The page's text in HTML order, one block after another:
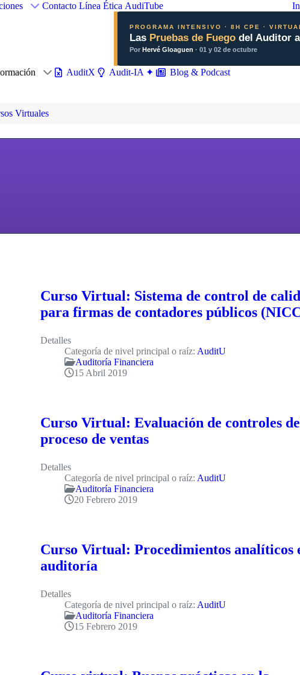
Contacto Línea Ética AudiTube
PROGRAMA INTENSIVO · 8H CPE ·
Las Pruebas de Fuegodel Auditor
Por Hervé Gloaguen · 01 y 02 de octubre
AuditX Audit-IA ✦ Blog & Podcast
Virtuales
Curso Virtual: Sistema de control de
para firmas de contadores públicos
Detalles
Categoría de nivel principal o raíz: AuditU
Auditoría Financiera
15 Abril 2019
Curso Virtual: Evaluación de controles
proceso de ventas
Detalles
Categoría de nivel principal o raíz: AuditU
Auditoría Financiera
20 Febrero 2019
Curso Virtual: Procedimientos analíticos
auditoría
Detalles
Categoría de nivel principal o raíz: AuditU
Auditoría Financiera
15 Febrero 2019